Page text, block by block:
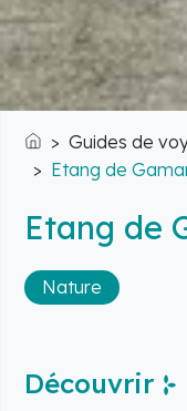
Accueil
Guides de
Etang de
Etang de
Nature
Découvrir